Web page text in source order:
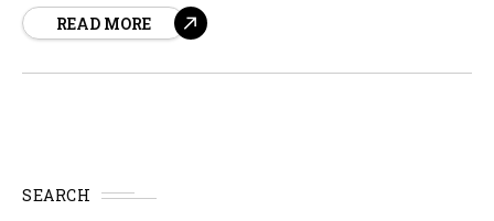
llamada "Líbano Necesitado" busca brindar ayuda de
READ MORE
SEARCH